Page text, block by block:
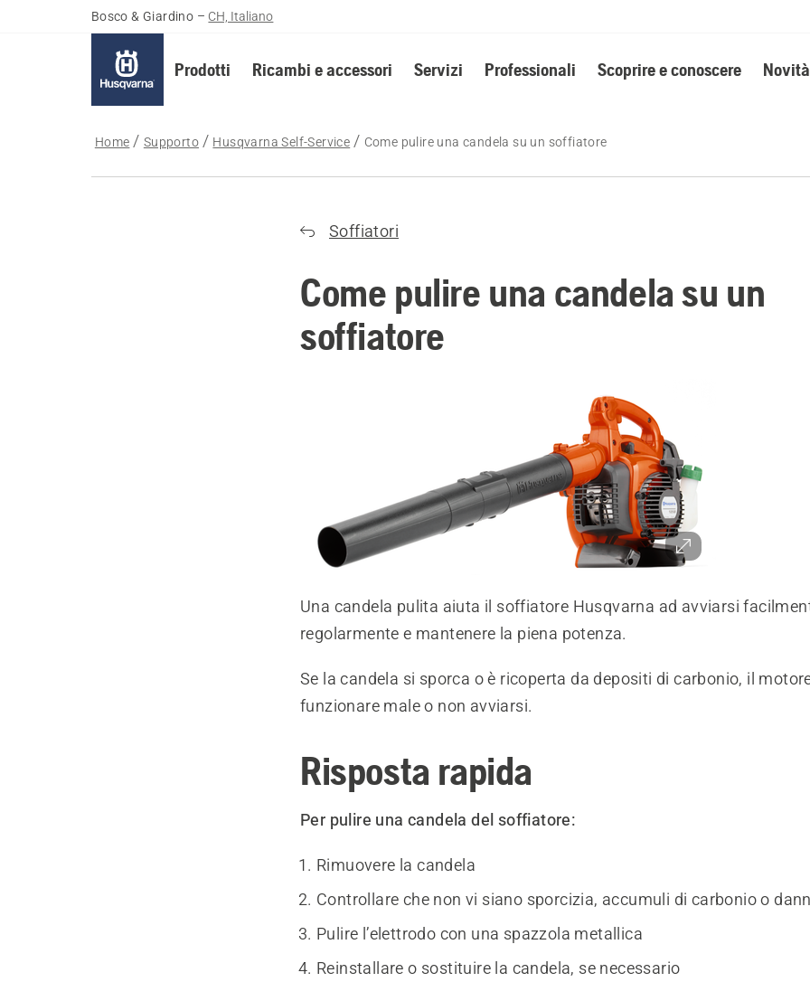
Bosco & Giardino – CH, Italiano
Prodotti Ricambi e accessori Servizi Professionali Scoprire e conoscere
Home Supporto Husqvarna Self-Service Come pulire una candela su un soffiatore
Soffiatori
Come pulire una candela su un
soffiatore
Una candela pulita aiuta il soffiatore Husqvarna ad avviarsi
regolarmente e mantenere la piena potenza.
Se la candela si sporca o è ricoperta da depositi di carbonio, il
funzionare male o non avviarsi.
Risposta rapida
Per pulire una candela del soffiatore:
Rimuovere la candela
Controllare che non vi siano sporcizia, accumuli di carbonio o
Pulire l’elettrodo con una spazzola metallica
Reinstallare o sostituire la candela, se necessario